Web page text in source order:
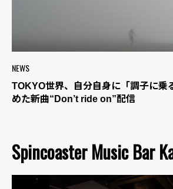
NEWS
TOKYO世界、自分自身に「調子に乗
めた新曲“Don’t ride on”配信
Spincoaster Music Bar